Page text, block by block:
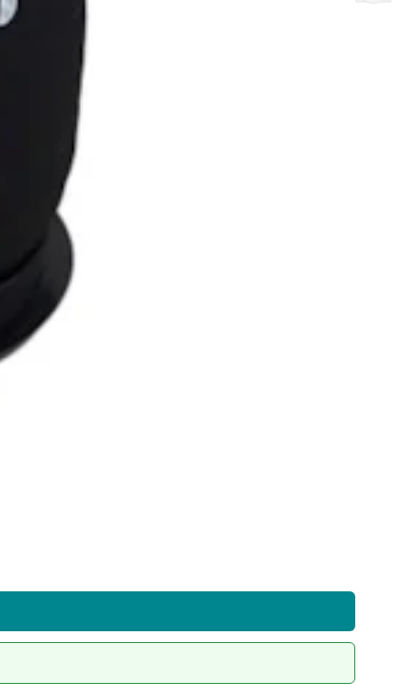
resistência e versatilidade
acessórios ou decoração, este elástico garantirá um
acabamento profissional e duradouro.